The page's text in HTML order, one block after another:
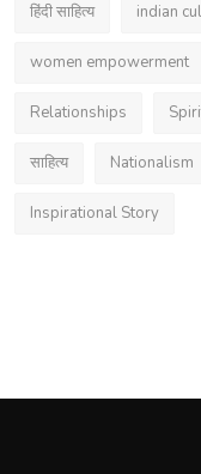
हिंदी साहित्य indian
women empowerment
Relationships
साहित्य Nationalism
Inspirational Story